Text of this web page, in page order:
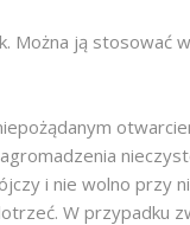
Można ją stosować
i nie wolno przy
W przypadku